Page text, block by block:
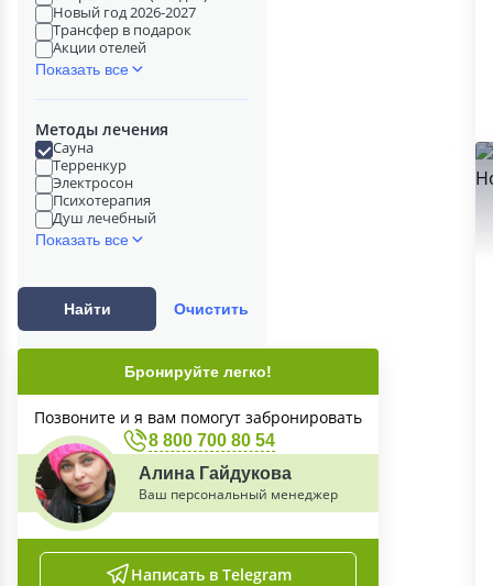
Новый год 2026-2027
Трансфер в подарок
Акции отелей
Показать все
Методы лечения
Сауна
Терренкур
Электросон
Психотерапия
Душ лечебный
Показать все
Найти Очистить
Бронируйте легко!
Позвоните и я вам помогут забронировать
8 800 700 80 54
Алина Гайдукова
Ваш персональный менеджер
Написать в Telegram